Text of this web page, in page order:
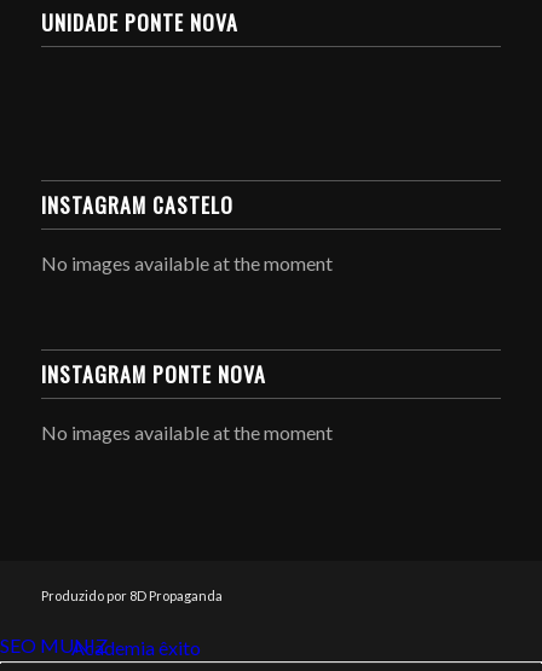
UNIDADE PONTE NOVA
INSTAGRAM CASTELO
No images available at the moment
INSTAGRAM PONTE NOVA
No images available at the moment
Produzido por 8D Propaganda
SEO MUNIZ
Link112Academia êxito